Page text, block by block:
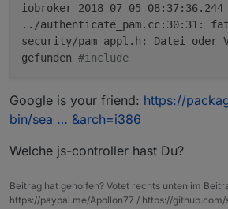
iobroker 2018-07-05
../authenticate_pam.cc:30:31:
security/pam_appl.h: Datei oder
gefunden #include
Google is your friend: https://
bin/sea … &arch=i386
Welche js-controller hast Du?
Beitrag hat geholfen? Votet rechts unten im
https://paypal.me/Apollon77 / https://